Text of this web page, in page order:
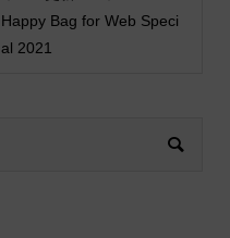
Happy Bag for Web Speci
al 2021